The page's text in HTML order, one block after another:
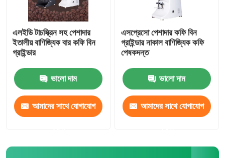
এলইডি টাচস্ক্রিন সহ পেশাদার
ইতালীয় বাণিজ্যিক বার কফি বিন
গ্রাইন্ডার
ভালো দাম
আমাদের সাথে যোগাযোগ
এসপ্রেসো পেশাদার কফি বিন
গ্রাইন্ডার নাকাল বাণিজ্যিক কফি
পেষকদন্ত
ভালো দাম
আমাদের সাথে যোগাযোগ